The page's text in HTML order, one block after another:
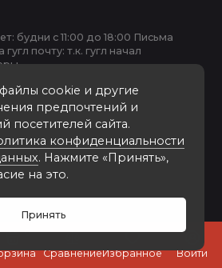
0
СравнениеИзбранное Войти
cookie и другие
предпочтений и
посетителей сайта.
конфиденциальности
. Нажмите «Принять»,
на это.
Принять
будни с 11:00 до 18:00 Письма
почту: т.к. гугл начал